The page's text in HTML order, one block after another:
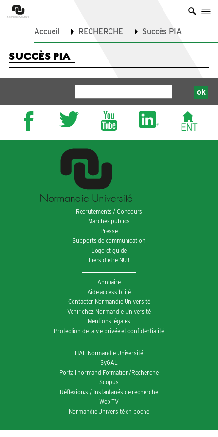
Accueil RECHERCHE Succès PIA
SUCCÈS PIA
Recrutements / Concours
Marchés publics
Presse
Supports de communication
Logo et guide
Fiers d’être NU !
Annuaire
Aide accessibilité
Contacter Normandie Université
Venir chez Normandie Université
Mentions légales
Protection de la vie privée et confidentialité
HAL Normandie Université
SyGAL
Portail normand Formation/Recherche
Scopus
Réflexion.s / Instantanés de recherche
Web TV
Normandie Université en poche